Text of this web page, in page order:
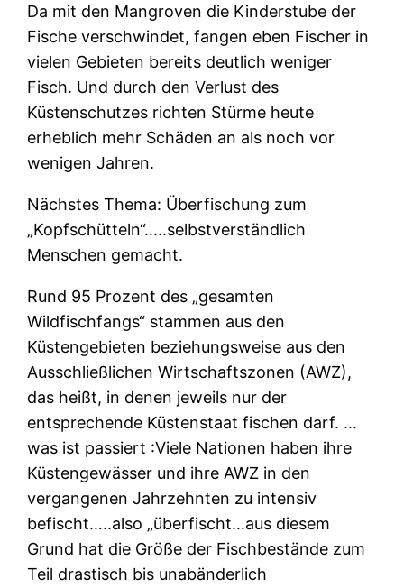
Da mit den Mangroven die Kinderstube der
Fische verschwindet, fangen eben Fischer in
vielen Gebieten bereits deutlich weniger
Fisch. Und durch den Verlust des
Küstenschutzes richten Stürme heute
erheblich mehr Schäden an als noch vor
wenigen Jahren.
Nächstes Thema: Überfischung zum
„Kopfschütteln“…..selbstverständlich
Menschen gemacht.
Rund 95 Prozent des „gesamten
Wildfischfangs“ stammen aus den
Küstengebieten beziehungsweise aus den
Ausschließlichen Wirtschaftszonen (AWZ),
das heißt, in denen jeweils nur der
entsprechende Küstenstaat fischen darf. …
was ist passiert :Viele Nationen haben ihre
Küstengewässer und ihre AWZ in den
vergangenen Jahrzehnten zu intensiv
befischt…..also „überfischt…aus diesem
Grund hat die Größe der Fischbestände zum
Teil drastisch bis unabänderlich